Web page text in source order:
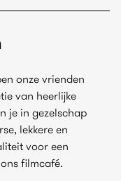
onze vrienden
van heerlijke
je in gezelschap
lekkere en
voor een
filmcafé.